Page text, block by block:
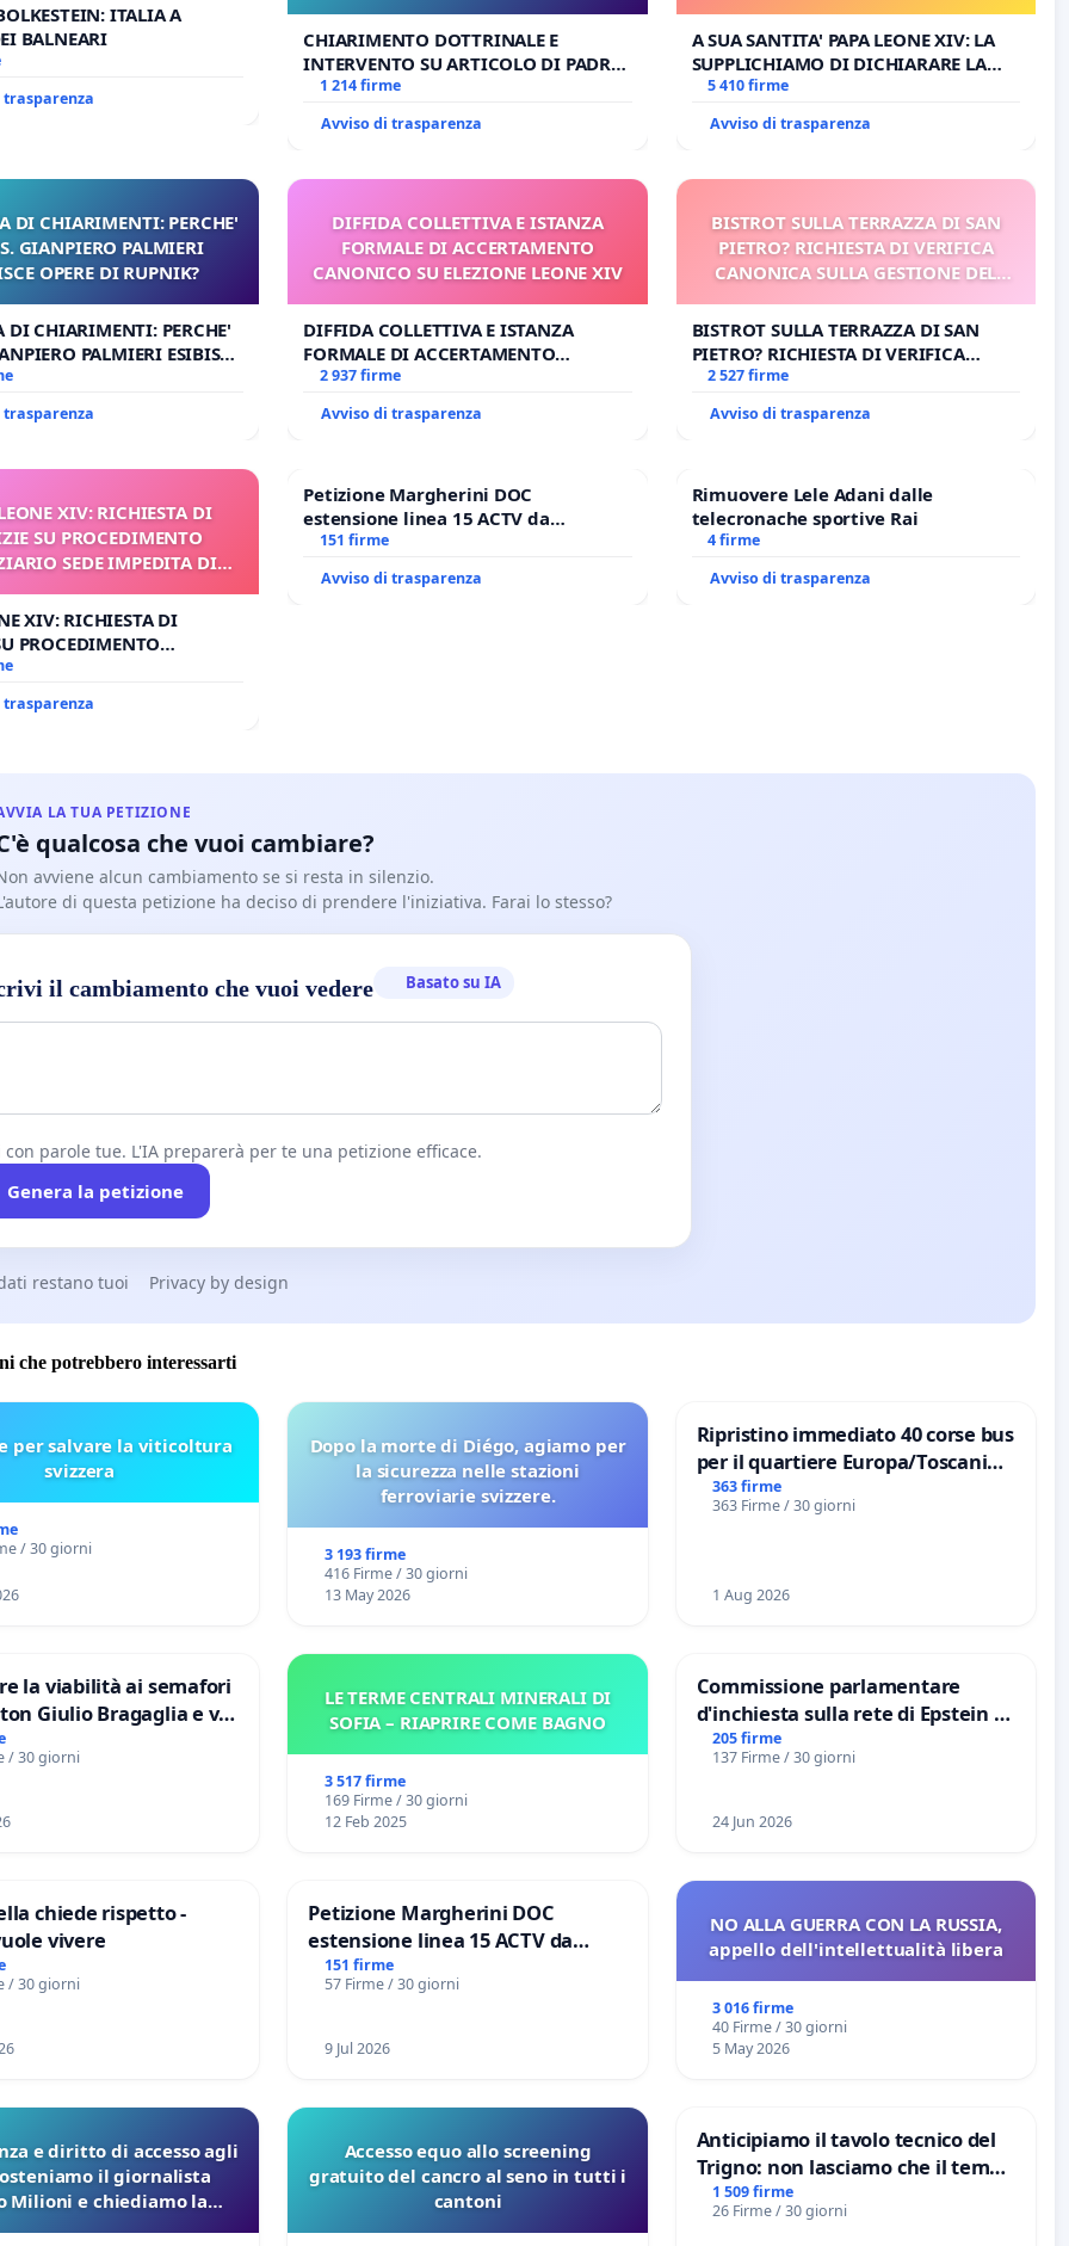
ITALIA A
BALNEARI
trasparenza
CHIARIMENTO DOTTRINALE E
INTERVENTO SU ARTICOLO DI PADRE
ANTONIO SPADARO
1 214 firme
Avviso di trasparenza
PROCESSO
A SUA SANTITA' PAPA LEONE XIV: LA
SUPPLICHIAMO DI DICHIARARE LA
SEDE IMPEDITA DI BENEDETTO XVI
PROCESSO
5 410 firme
Avviso di trasparenza
DI CHIARIMENTI: PERCHE'
GIANPIERO PALMIERI
OPERE DI RUPNIK?
DI CHIARIMENTI: PERCHE'
PALMIERI ESIBISCE
trasparenza
DIFFIDA COLLETTIVA E ISTANZA
FORMALE DI ACCERTAMENTO
CANONICO SU ELEZIONE LEONE XIV
DIFFIDA COLLETTIVA E ISTANZA
FORMALE DI ACCERTAMENTO
CANONICO SU ELEZIONE LEONE XIV
2 937 firme
Avviso di trasparenza
BISTROT SULLA TERRAZZA DI SAN
PIETRO? RICHIESTA DI VERIFICA
CANONICA SULLA GESTIONE DEL
BISTROT SULLA TERRAZZA DI SAN
PIETRO? RICHIESTA DI VERIFICA
CANONICA SULLA GESTIONE DEL
2 527 firme
Avviso di trasparenza
XIV: RICHIESTA DI
SU PROCEDIMENTO
SEDE IMPEDITA DI
XIV: RICHIESTA DI
PROCEDIMENTO
SEDE IMPEDITA DI
trasparenza
Petizione Margherini DOC
estensione linea 15 ACTV da
Marghera P.zza S. Antonio
1,50
151 firme
Avviso di trasparenza
Rimuovere Lele Adani dalle
telecronache sportive Rai
4 firme
Avviso di trasparenza
LA TUA PETIZIONE
qualcosa che vuoi cambiare?
avviene alcun cambiamento se si resta in silenzio.
di questa petizione ha deciso di prendere l'iniziativa. Farai lo stesso?
il cambiamento che vuoi vedere Basato su IA
con parole tue. L'IA preparerà per te una petizione efficace.
Genera la petizione
restano tuoi Privacy by design
che potrebbero interessarti
per salvare la viticoltura
svizzera
/ 30 giorni
Dopo la morte di Diégo, agiamo per
la sicurezza nelle stazioni
ferroviarie svizzere.
3 193 firme
416 Firme / 30 giorni
13 May 2026
Ripristino immediato 40 corse bus
per il quartiere Europa/Toscanini
di Aprilia
363 firme
363 Firme / 30 giorni
1 Aug 2026
la viabilità ai semafori
e via
DI ROMA
/ 30 giorni
LE TERME CENTRALI MINERALI DI
SOFIA – RIAPRIRE COME BAGNO
3 517 firme
169 Firme / 30 giorni
12 Feb 2025
Commissione parlamentare
d'inchiesta sulla rete di Epstein e
del Mossad: verità sugli Epstein
Files
205 firme
137 Firme / 30 giorni
24 Jun 2026
chiede rispetto -
vivere
/ 30 giorni
Petizione Margherini DOC
estensione linea 15 ACTV da
Marghera P.zza S. Antonio
all'aeroporto Marco Polo tariffa a
151 firme
57 Firme / 30 giorni
9 Jul 2026
NO ALLA GUERRA CON LA RUSSIA,
appello dell'intellettualità libera
3 016 firme
40 Firme / 30 giorni
5 May 2026
e diritto di accesso agli
il giornalista
Milioni e chiediamo la
Accesso equo allo screening
gratuito del cancro al seno in tutti i
cantoni
Anticipiamo il tavolo tecnico del
Trigno: non lasciamo che il tempo
rallenti le ricerche di Domenico
Racanati
1 509 firme
26 Firme / 30 giorni